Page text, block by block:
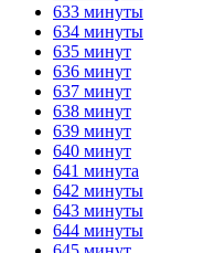
633 минуты
634 минуты
635 минут
636 минут
637 минут
638 минут
639 минут
640 минут
641 минута
642 минуты
643 минуты
644 минуты